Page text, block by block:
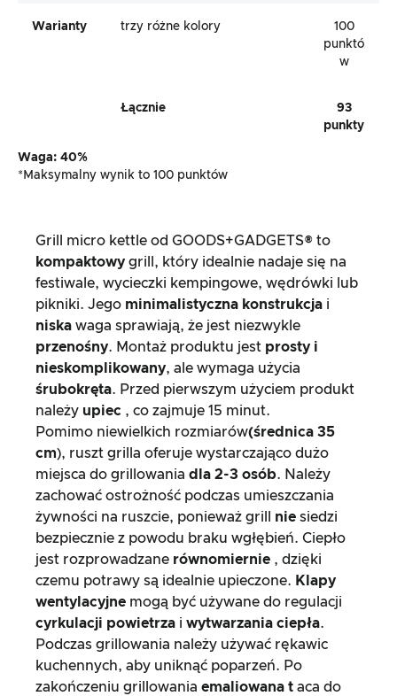
Warianty trzy różne kolory
100
punktó
w
Łącznie
93
punkty
Waga: 40%
*Maksymalny wynik to 100 punktów
Grill micro kettle od GOODS+GADGETS® to
kompaktowy grill, który idealnie nadaje się na
festiwale, wycieczki kempingowe, wędrówki lub
pikniki. Jego minimalistyczna konstrukcja i
niska waga sprawiają, że jest niezwykle
przenośny. Montaż produktu jest prosty i
nieskomplikowany, ale wymaga użycia
śrubokręta. Przed pierwszym użyciem produkt
należy upiec , co zajmuje 15 minut.
Pomimo niewielkich rozmiarów(średnica 35
cm), ruszt grilla oferuje wystarczająco dużo
miejsca do grillowania dla 2-3 osób. Należy
zachować ostrożność podczas umieszczania
żywności na ruszcie, ponieważ grill nie siedzi
bezpiecznie z powodu braku wgłębień. Ciepło
jest rozprowadzane równomiernie , dzięki
czemu potrawy są idealnie upieczone. Klapy
wentylacyjne mogą być używane do regulacji
cyrkulacji powietrza i wytwarzania ciepła.
Podczas grillowania należy używać rękawic
kuchennych, aby uniknąć poparzeń. Po
zakończeniu grillowania emaliowana t aca do